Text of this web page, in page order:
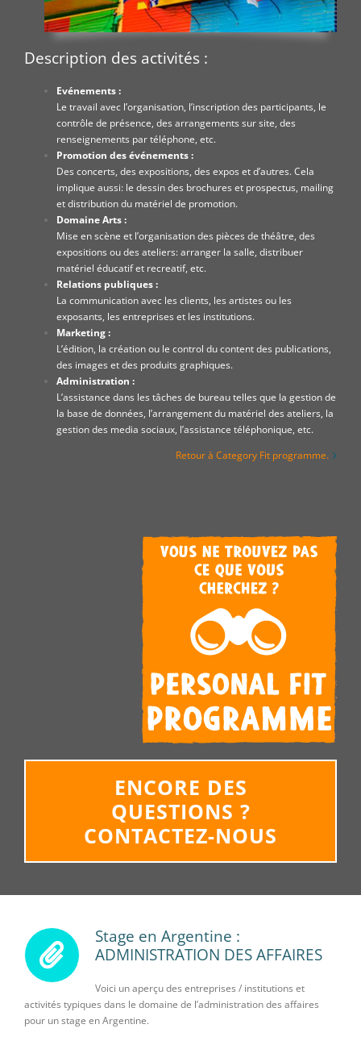
Description des activités :
Evénements :
Le travail avec l’organisation, l’inscription des participants, le
contrôle de présence, des arrangements sur site, des
renseignements par téléphone, etc.
Promotion des événements :
Des concerts, des expositions, des expos et d’autres. Cela
implique aussi: le dessin des brochures et prospectus, mailing
et distribution du matériel de promotion.
Domaine Arts :
Mise en scène et l’organisation des pièces de théâtre, des
expositions ou des ateliers: arranger la salle, distribuer
matériel éducatif et recreatif, etc.
Relations publiques :
La communication avec les clients, les artistes ou les
exposants, les entreprises et les institutions.
Marketing :
L’édition, la création ou le control du content des publications,
des images et des produits graphiques.
Administration :
L’assistance dans les tâches de bureau telles que la gestion de
la base de données, l’arrangement du matériel des ateliers, la
gestion des media sociaux, l’assistance téléphonique, etc.
Retour à Category Fit programme.
ENCORE DES
QUESTIONS ?
CONTACTEZ-NOUS
Stage en Argentine :
ADMINISTRATION DES AFFAIRES
Voici un aperçu des entreprises / institutions et
activités typiques dans le domaine de l’administration des affaires
pour un stage en Argentine.